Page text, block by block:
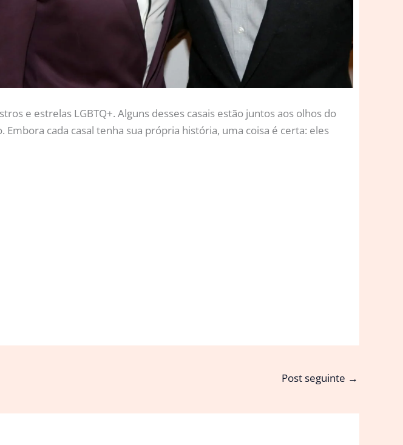
e estrelas LGBTQ+. Alguns desses casais estão juntos aos olhos do
cada casal tenha sua própria história, uma coisa é certa: eles
Post seguinte →